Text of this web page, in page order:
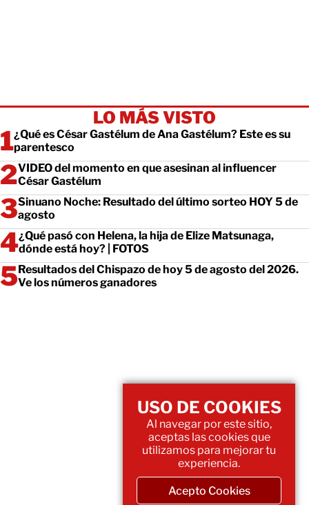
LO MÁS VISTO
¿Qué es César Gastélum de Ana Gastélum? Este es su
parentesco
VIDEO del momento en que asesinan al influencer
César Gastélum
Sinuano Noche: Resultado del último sorteo HOY 5 de
agosto
¿Qué pasó con Helena, la hija de Elize Matsunaga,
dónde está hoy? | FOTOS
Resultados del Chispazo de hoy 5 de agosto del 2026.
Ve los números ganadores
USO DE COOKIES
Al navegar por este sitio,
aceptas las cookies que
utilizamos para mejorar tu
experiencia.
Acepto Cookies